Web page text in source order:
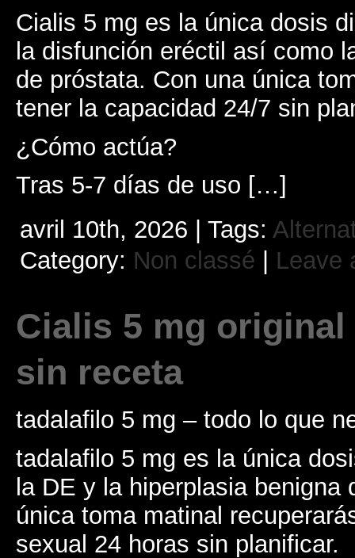
Cialis 5 mg es la única dosis
la disfunción eréctil así como
de próstata. Con una única
tener la capacidad 24/7 sin
¿Cómo actúa?
Tras 5-7 días de uso […]
avril 10th, 2026 | Tags:
Category: Non classé Leave
Cialis 5 mg
sin receta
tadalafilo 5 mg – todo lo que
tadalafilo 5 mg es la única
la DE y la hiperplasia benigna
única toma matinal
sexual 24 horas sin planificar.